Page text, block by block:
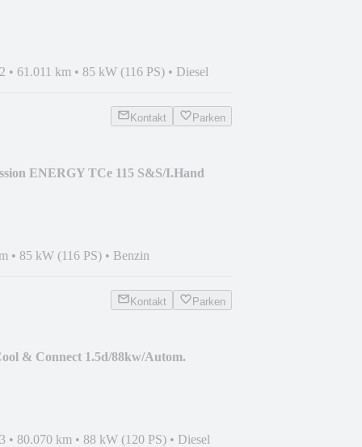
• 61.011 km • 85 kW (116 PS) • Diesel
Kontakt Parken
ENERGY TCe 115 S&S/I.Hand
• 85 kW (116 PS) • Benzin
Kontakt Parken
& Connect 1.5d/88kw/Autom.
• 80.070 km • 88 kW (120 PS) • Diesel